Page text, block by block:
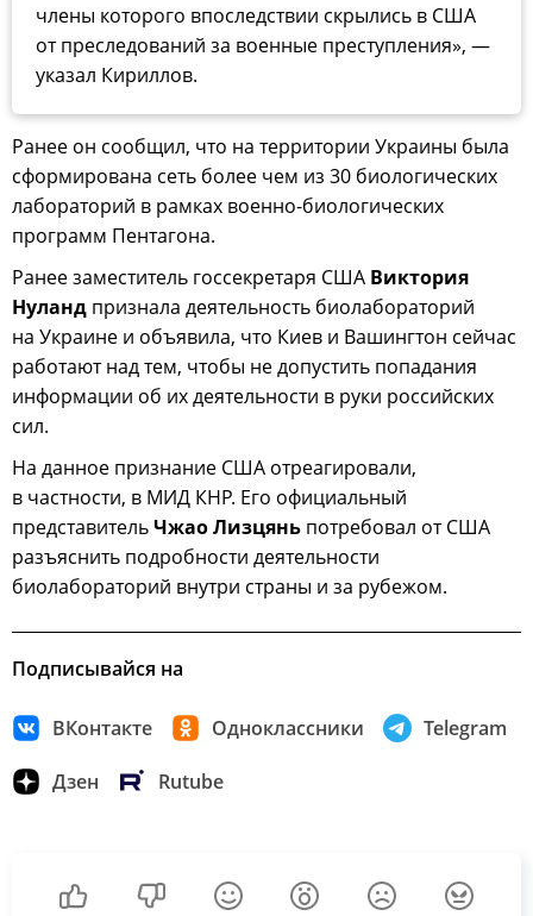
члены которого впоследствии скрылись в США
от преследований за военные преступления», —
указал Кириллов.
Ранее он сообщил, что на территории Украины была
сформирована сеть более чем из 30 биологических
лабораторий в рамках военно-биологических
программ Пентагона.
Ранее заместитель госсекретаря США Виктория
Нуланд признала деятельность биолабораторий
на Украине и объявила, что Киев и Вашингтон сейчас
работают над тем, чтобы не допустить попадания
информации об их деятельности в руки российских
сил.
На данное признание США отреагировали,
в частности, в МИД КНР. Его официальный
представительЧжао Лизцянь потребовал от США
разъяснить подробности деятельности
биолабораторий внутри страны и за рубежом.
Подписывайся на
ВКонтакте Одноклассники Telegram
Дзен Rutube